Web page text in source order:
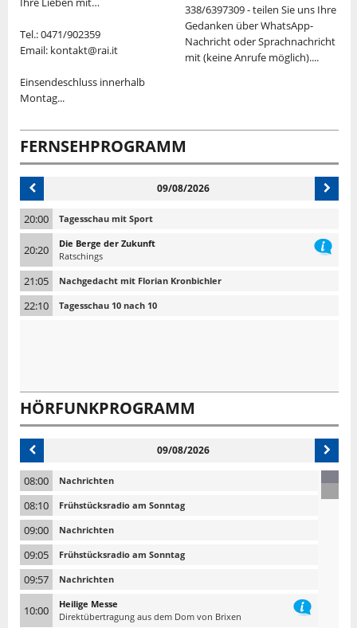
Tel.: 0471/902359
Email: kontakt@rai.it
Einsendeschluss innerhalb
Montag...
338/6397309 - teilen Sie uns Ihre
Gedanken über WhatsApp-
Nachricht oder Sprachnachricht
mit (keine Anrufe möglich)....
FERNSEHPROGRAMM
09/08/2026
20:00 Tagesschau mit Sport
20:20
Die Berge der Zukunft
Ratschings
21:05 Nachgedacht mit Florian Kronbichler
22:10 Tagesschau 10 nach 10
HÖRFUNKPROGRAMM
09/08/2026
08:00 Nachrichten
08:10 Frühstücksradio am Sonntag
09:00 Nachrichten
09:05 Frühstücksradio am Sonntag
09:57 Nachrichten
10:00
Heilige Messe
Direktübertragung aus dem Dom von Brixen